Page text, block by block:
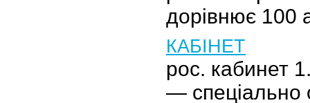
дорівнює 100
КАБІНЕТ
рос. кабинет
— спеціально